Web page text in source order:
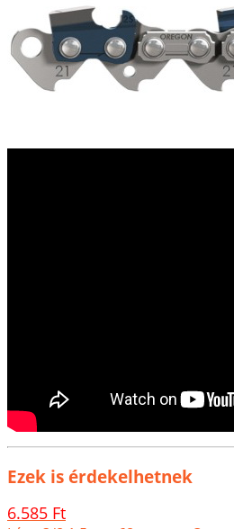
Ezek is érdekelhetnek
6.585 Ft